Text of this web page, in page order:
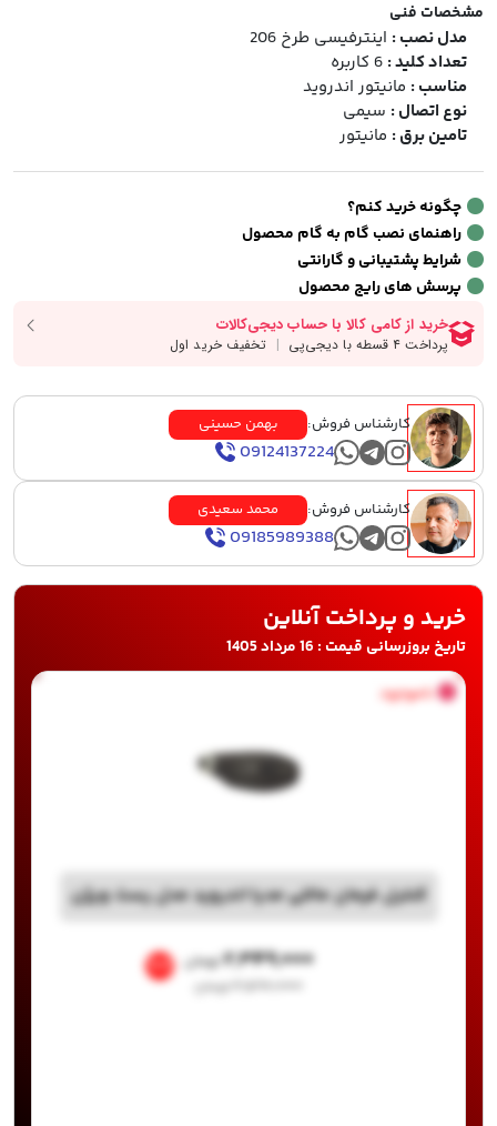
مشخصات فنی
مدل نصب : اینترفیسی طرخ 206
تعداد کلید : 6 کاربره
مناسب : مانیتور اندروید
نوع اتصال : سیمی
تامین برق : مانیتور
چگونه خرید کنم؟
راهنمای نصب گام به گام محصول
شرایط پشتیبانی و گارانتی
پرسش های رایج محصول
کارشناس فروش: بهمن حسینی
09124137224
کارشناس فروش: محمد سعیدی
09185989388
خرید و پرداخت آنلاین
تاریخ بروزرسانی قیمت : 16 مرداد 1405
ناموجود
کنترل فرمان مالتی مدیا اندروید مدل رست ویژن
۲,۳۴۹,۰۰۰ تومان
۲,۵۹۰,۰۰۰ تومان
%9